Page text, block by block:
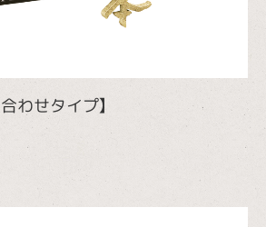
わせタイプ】